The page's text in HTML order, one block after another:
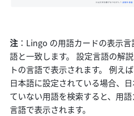
注 ：Lingo の用語カードの表示
語と一致します。 設定言語の解
トの言語で表示されます。 例え
日本語に設定されている場合、
ていない用語を検索すると、用
言語で表示されます。